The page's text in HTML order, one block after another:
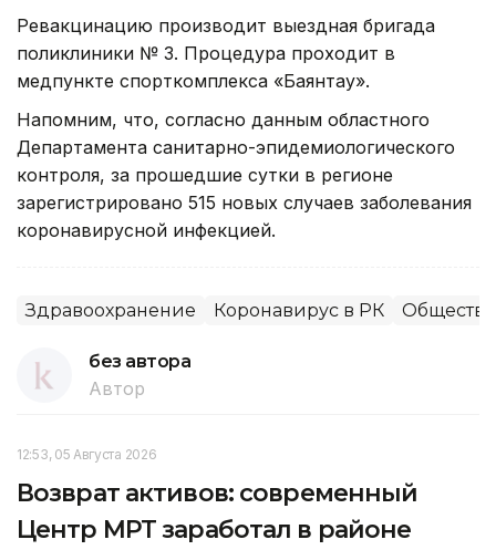
Ревакцинацию производит выездная бригада
поликлиники № 3. Процедура проходит в
медпункте спорткомплекса «Баянтау».
Напомним, что, согласно данным областного
Департамента санитарно-эпидемиологического
контроля, за прошедшие сутки в регионе
зарегистрировано 515 новых случаев заболевания
коронавирусной инфекцией.
Здравоохранение Коронавирус в РК Общество
без автора
Автор
12:53, 05 Августа 2026
Возврат активов: современный
Центр МРТ заработал в районе